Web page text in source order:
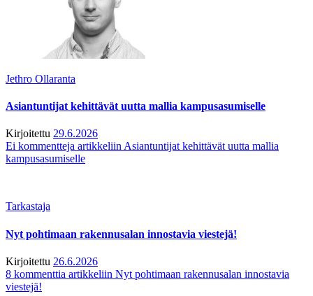
Jethro Ollaranta
Asiantuntijat kehittävät uutta mallia kampusasumiselle
Kirjoitettu 29.6.2026
Ei kommentteja artikkeliin Asiantuntijat kehittävät uutta mallia
kampusasumiselle
Tarkastaja
Nyt pohtimaan rakennusalan innostavia viestejä!
Kirjoitettu 26.6.2026
8 kommenttia artikkeliin Nyt pohtimaan rakennusalan innostavia
viestejä!